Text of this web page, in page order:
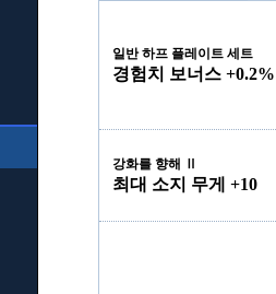
일반 하프 플레이트 세트
경험치 보너스 +0.2%
강화를 향해 Ⅱ
최대 소지 무게 +10